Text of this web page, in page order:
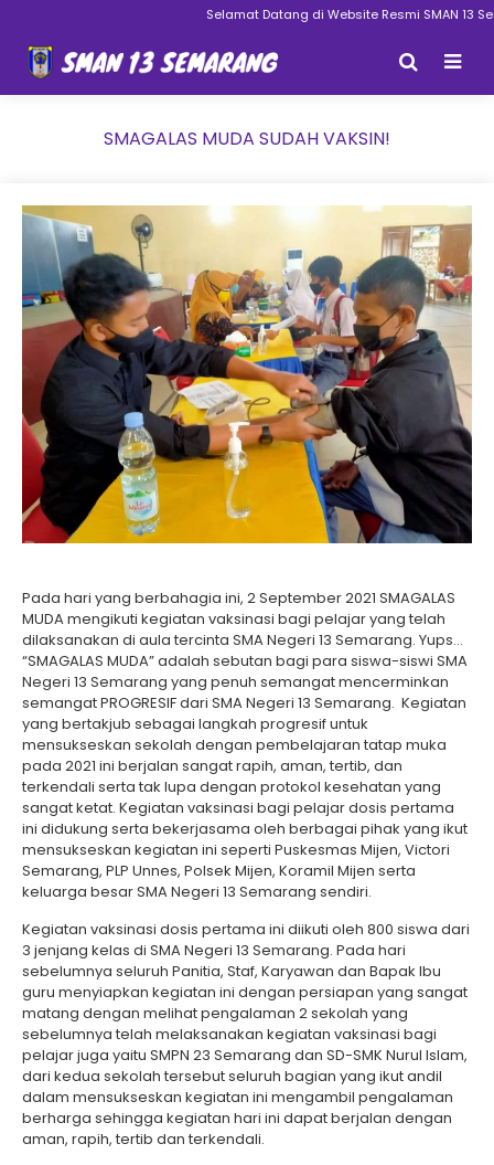
Selamat Datang di Website Resmi SMAN 13
SMAGALAS MUDA SUDAH VAKSIN!
Pada hari yang berbahagia ini, 2 September 2021 SMAGALAS
MUDA mengikuti kegiatan vaksinasi bagi pelajar yang telah
dilaksanakan di aula tercinta SMA Negeri 13 Semarang. Yups…
“SMAGALAS MUDA” adalah sebutan bagi para siswa-siswi SMA
Negeri 13 Semarang yang penuh semangat mencerminkan
semangat PROGRESIF dari SMA Negeri 13 Semarang. Kegiatan
yang bertakjub sebagai langkah progresif untuk
mensukseskan sekolah dengan pembelajaran tatap muka
pada 2021 ini berjalan sangat rapih, aman, tertib, dan
terkendali serta tak lupa dengan protokol kesehatan yang
sangat ketat. Kegiatan vaksinasi bagi pelajar dosis pertama
ini didukung serta bekerjasama oleh berbagai pihak yang ikut
mensukseskan kegiatan ini seperti Puskesmas Mijen, Victori
Semarang, PLP Unnes, Polsek Mijen, Koramil Mijen serta
keluarga besar SMA Negeri 13 Semarang sendiri.
Kegiatan vaksinasi dosis pertama ini diikuti oleh 800 siswa dari
3 jenjang kelas di SMA Negeri 13 Semarang. Pada hari
sebelumnya seluruh Panitia, Staf, Karyawan dan Bapak Ibu
guru menyiapkan kegiatan ini dengan persiapan yang sangat
matang dengan melihat pengalaman 2 sekolah yang
sebelumnya telah melaksanakan kegiatan vaksinasi bagi
pelajar juga yaitu SMPN 23 Semarang dan SD-SMK Nurul Islam,
dari kedua sekolah tersebut seluruh bagian yang ikut andil
dalam mensukseskan kegiatan ini mengambil pengalaman
berharga sehingga kegiatan hari ini dapat berjalan dengan
aman, rapih, tertib dan terkendali.